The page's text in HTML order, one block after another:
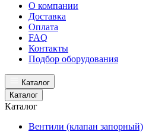
О компании
Доставка
Оплата
FAQ
Контакты
Подбор оборудования
Каталог
Каталог
Каталог
Вентили (клапан запорный)